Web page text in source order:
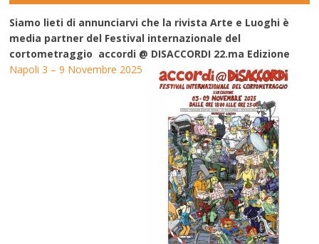
Siamo lieti di annunciarvi che la rivista Arte e Luoghi è
media partner del Festival internazionale del
cortometraggio accordi @ DISACCORDI 22.ma Edizione
Napoli 3 – 9 Novembre 2025